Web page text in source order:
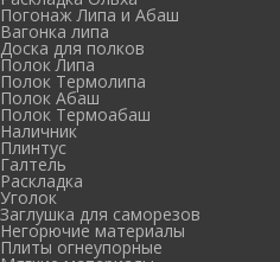
Погонаж Липа и Абаш
Вагонка липа
Доска для полков
Полок Липа
Полок Термолипа
Полок Абаш
Полок Термоабаш
Наличник
Плинтус
Галтель
Раскладка
Уголок
Заглушка для саморезов
Негорючие материалы
Плиты огнеупорные